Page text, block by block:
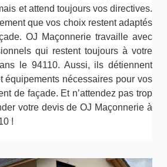
et attend toujours vos directives.
que vos choix restent adaptés
OJ Maçonnerie travaille avec
qui restent toujours à votre
le 94110. Aussi, ils détiennent
équipements nécessaires pour vos
de façade. Et n’attendez pas trop
votre devis de OJ Maçonnerie à
!